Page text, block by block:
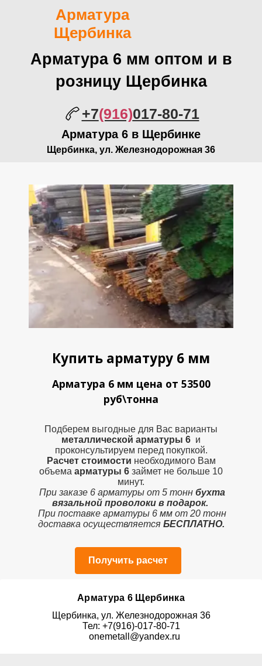
Арматура
Щербинка
Арматура 6 мм оптом и в
розницу Щербинка
+7(916)017-80-71
Арматура 6 в Щербинке
Щербинка, ул. Железнодорожная 36
Купить арматуру 6 мм
Арматура 6 мм цена от 53500
руб\тонна
Подберем выгодные для Вас варианты
металлической арматуры 6 и
проконсультируем перед покупкой.
Расчет стоимости необходимого Вам
объема арматуры 6 займет не больше 10
минут.
При заказе 6 арматуры от 5 тонн бухта
вязальной проволоки в подарок.
При поставке арматуры 6 мм от 20 тонн
доставка осуществляется БЕСПЛАТНО.
Получить расчет
Арматура 6 Щербинка
Щербинка, ул. Железнодорожная 36
Тел: +7(916)-017-80-71
onemetall@yandex.ru